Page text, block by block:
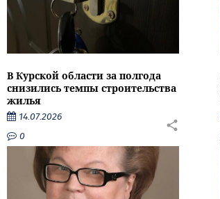
В Курской области за полгода
снизились темпы строительства
жилья
14.07.2026
0